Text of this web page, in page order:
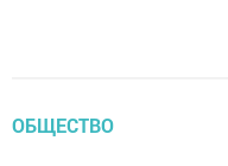
ОБЩЕСТВО